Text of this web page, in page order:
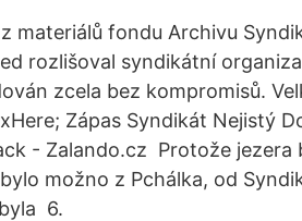
materiálů fondu Archivu
rozlišoval syndikátní
zcela bez kompromisů.
Zápas Syndikát Nejistý
- Zalando.cz Protože jezera
možno z Pchálka, od
6.